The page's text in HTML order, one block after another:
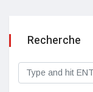
Recherche